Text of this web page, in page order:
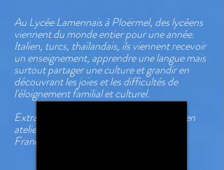
Au Lycée Lamennais à Ploërmel, des lycéens
viennent du monde entier pour une année.
Italien, turcs, thaïlandais, ils viennent recevoir
un enseignement, apprendre une langue mais
surtout partager une culture et grandir en
découvrant les joies et les difficultés de
l'éloignement familial et culturel.
Extrait de la série "Et la jeunesse" réalisé en
atelier en 2018 avec Régis Blanchard et
Françoise Bouard